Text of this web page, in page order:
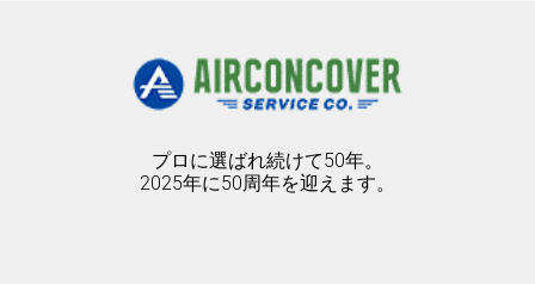
プロに選ばれ続けて50年。
2025年に50周年を迎えます。